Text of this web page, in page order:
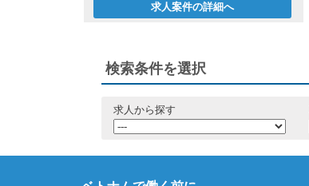
求人案件の詳細へ
検索条件を選択
求人から探す